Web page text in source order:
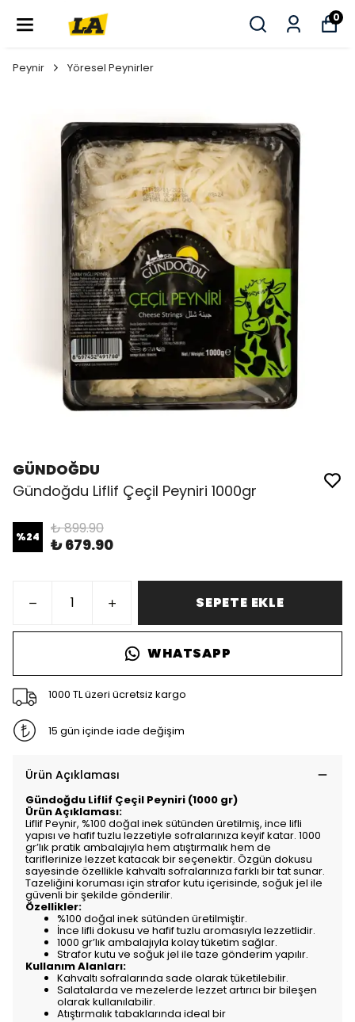
0
Peynir Yöresel Peynirler
GÜNDOĞDU
Gündoğdu Liflif Çeçil Peyniri 1000gr
%24 ₺ 899.90
₺ 679.90
SEPETE EKLE
WHATSAPP
1000 TL üzeri ücretsiz kargo
15 gün içinde iade değişim
Ürün Açıklaması
Gündoğdu Liflif Çeçil Peyniri (1000 gr)
Ürün Açıklaması:
Liflif Peynir, %100 doğal inek sütünden üretilmiş, ince lifli
yapısı ve hafif tuzlu lezzetiyle sofralarınıza keyif katar. 1000
gr’lık pratik ambalajıyla hem atıştırmalık hem de
tariflerinize lezzet katacak bir seçenektir. Özgün dokusu
sayesinde özellikle kahvaltı sofralarınıza farklı bir tat sunar.
Tazeliğini koruması için strafor kutu içerisinde, soğuk jel ile
güvenli bir şekilde gönderilir.
Özellikler:
%100 doğal inek sütünden üretilmiştir.
İnce lifli dokusu ve hafif tuzlu aromasıyla lezzetlidir.
1000 gr’lık ambalajıyla kolay tüketim sağlar.
Strafor kutu ve soğuk jel ile taze gönderim yapılır.
Kullanım Alanları:
Kahvaltı sofralarında sade olarak tüketilebilir.
Salatalarda ve mezelerde lezzet artırıcı bir bileşen
olarak kullanılabilir.
Atıştırmalık tabaklarında ideal bir